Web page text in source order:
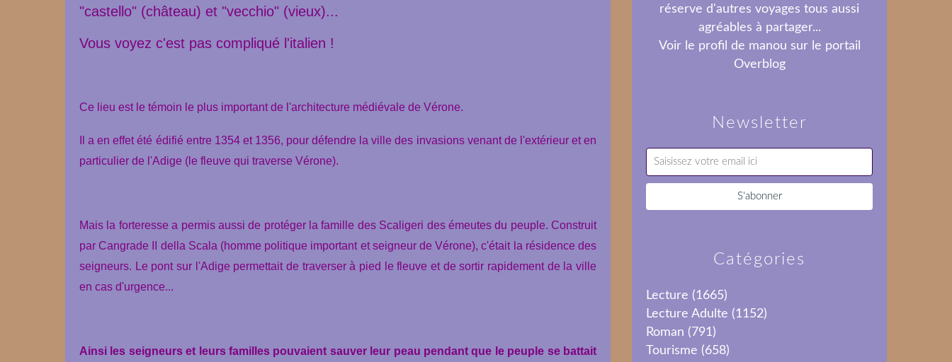
"castello" (château) et "vecchio" (vieux)...
Vous voyez c'est pas compliqué l'italien !
Ce lieu est le témoin le plus important de l'architecture médiévale de Vérone.
Il a en effet été édifié entre 1354 et 1356, pour défendre la ville des invasions venant de l'extérieur et en
particulier de l'Adige (le fleuve qui traverse Vérone).
Mais la forteresse a permis aussi de protéger la famille des Scaligeri des émeutes du peuple. Construit
par Cangrade II della Scala (homme politique important et seigneur de Vérone), c'était la résidence des
seigneurs. Le pont sur l'Adige permettait de traverser à pied le fleuve et de sortir rapidement de la ville
en cas d'urgence...
Ainsi les seigneurs et leurs familles pouvaient sauver leur peau pendant que le peuple se battait
Newsletter
Catégories
Lecture (1665)
Lecture Adulte (1152)
Roman (791)
Tourisme (658)
réserve d'autres voyages tous aussi
agréables à partager...
Voir le profil de manou sur le portail
Overblog